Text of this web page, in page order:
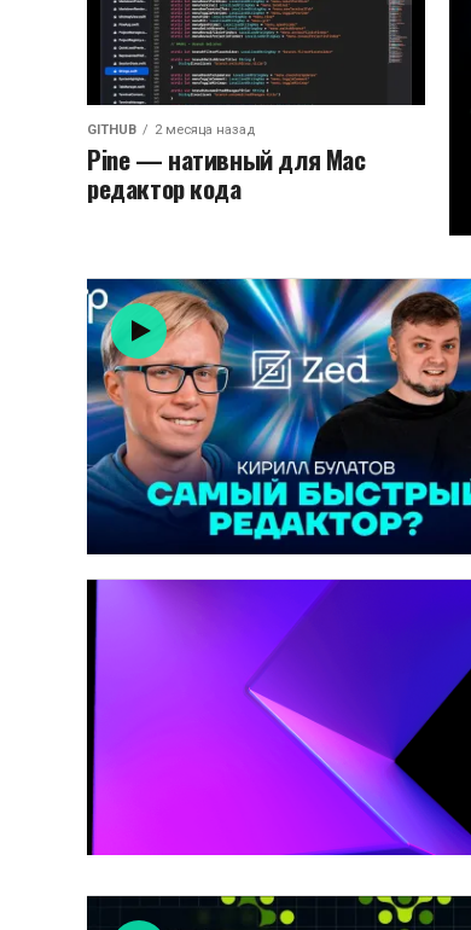
GITHUB 2 месяца назад
Pine — нативный для Mac
редактор кода